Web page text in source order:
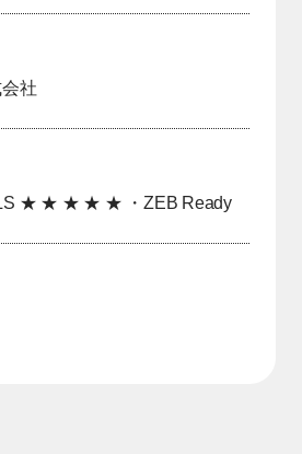
社
★ ★ ★ ★ ★ ・ZEB Ready